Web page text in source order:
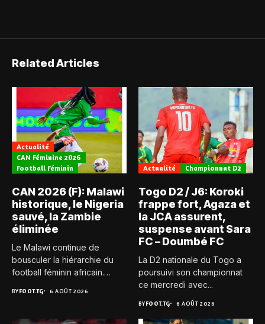
Related Articles
Actualité
CAN Féminine 2026
Football Féminin
CAN 2026 (F): Malawi
historique, le Nigeria
sauvé, la Zambie
éliminée
Le Malawi continue de
bousculer la hiérarchie du
football féminin africain.
BYFOOT.TG 6 AOÛT 2026
Actualité Championnat D2
Togo D2 / J6: Koroki
frappe fort, Agaza et
la JCA assurent,
suspense avant Sara
FC – Doumbé FC
La D2 nationale du Togo a
poursuivi son championnat
ce mercredi avec...
BYFOOT.TG 6 AOÛT 2026